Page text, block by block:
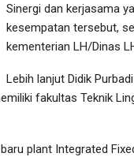
Sinergi dan kerjasama
kesempatan tersebut,
kementerian LH/Dinas
Lebih lanjut Didik
fakultas Teknik
plant Integrated